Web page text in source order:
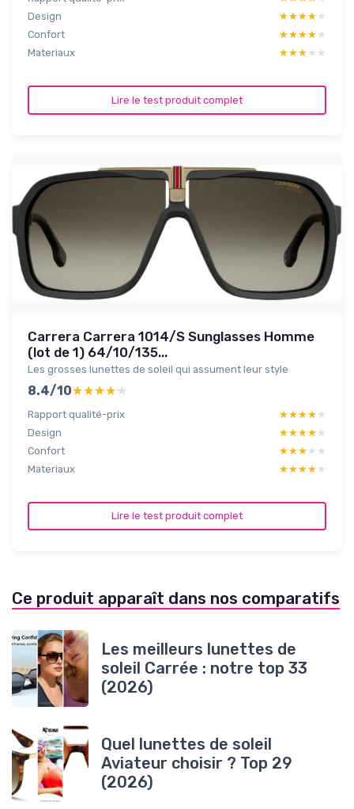
Design
★★★★★
★★★★★
Confort
★★★★★
★★★★★
Materiaux
★★★★★
★★★★★
Lire le test produit complet
Carrera Carrera 1014/S Sunglasses Homme
(lot de 1) 64/10/135...
Les grosses lunettes de soleil qui assument leur style
8.4/10★★★★★
★★★★★
Rapport qualité-prix ★★★★★
★★★★★
Design
★★★★★
★★★★★
Confort
★★★★★
★★★★★
Materiaux
★★★★★
★★★★★
Lire le test produit complet
Ce produit apparaît dans nos comparatifs
Les meilleurs lunettes de
soleil Carrée : notre top 33
(2026)
Quel lunettes de soleil
Aviateur choisir ? Top 29
(2026)